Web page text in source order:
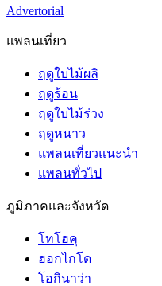
Advertorial
แพลนเที่ยว
ฤดูใบไม้ผลิ
ฤดูร้อน
ฤดูใบไม้ร่วง
ฤดูหนาว
แพลนเที่ยวแนะนำ
แพลนทั่วไป
ภูมิภาคและจังหวัด
โทโฮคุ
ฮอกไกโด
โอกินาว่า